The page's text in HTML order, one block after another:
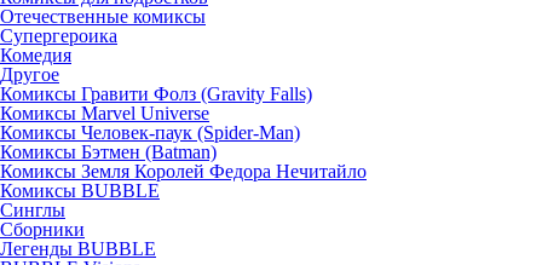
Отечественные комиксы
Супергероика
Комедия
Другое
Комиксы Гравити Фолз (Gravity Falls)
Комиксы Marvel Universe
Комиксы Человек-паук (Spider-Man)
Комиксы Бэтмен (Batman)
Комиксы Земля Королей Федора Нечитайло
Комиксы BUBBLE
Синглы
Сборники
Легенды BUBBLE